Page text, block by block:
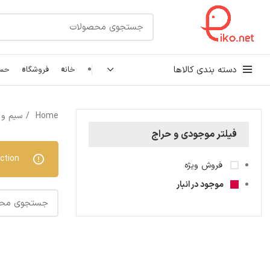
دسته بندی کالاها
کابل شبکه
پچ کورد شبکه
اتصالات شبکه
خانه فروشگاه
فیلتر موجودی و حراج
فروش ویژه
موجود در انبار
Home سیم و